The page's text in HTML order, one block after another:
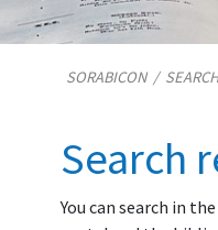
SORABICON/ SEARCH
Search
You can search in